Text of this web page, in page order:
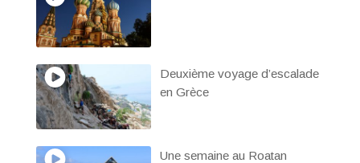
Deuxième voyage d’escalade
en Grèce
Une semaine au Roatan